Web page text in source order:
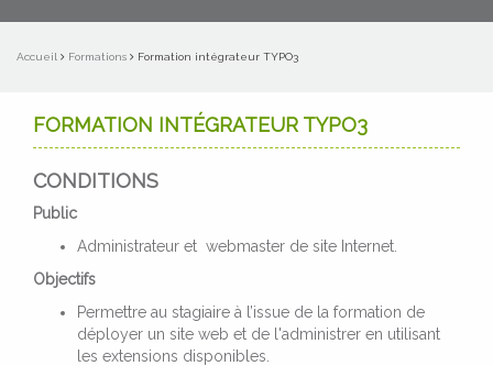
Accueil Formations Formation intégrateur TYPO3
FORMATION INTÉGRATEUR TYPO3
CONDITIONS
Public
Administrateur et webmaster de site Internet.
Objectifs
Permettre au stagiaire à l’issue de la formation de
déployer un site web et de l'administrer en utilisant
les extensions disponibles.